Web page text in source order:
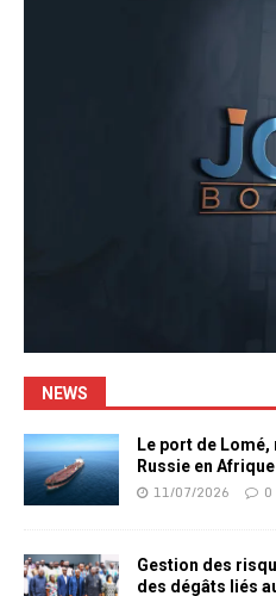
NEWS
Le port de
Russie en
11/07/2026
Gestion des
des dégâts liés